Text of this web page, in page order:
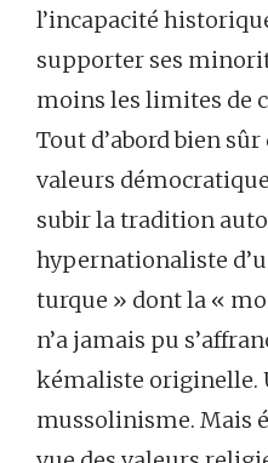
l’incapacité
supporter ses
moins les limites de
Tout d’abord bien
valeurs
subir la tradition
hypernationaliste
turque » dont la «
n’a jamais pu
kémaliste originelle.
mussolinisme. Mais